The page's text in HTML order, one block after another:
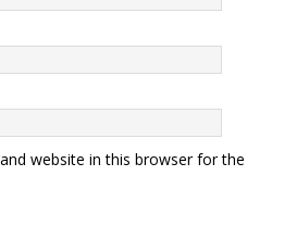
website in this browser for the